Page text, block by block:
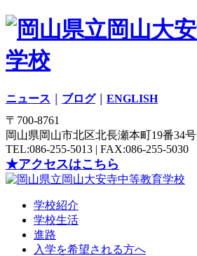
ニュース ブログ｜ ENGLISH
〒700-8761
岡山県岡山市北区北長瀬本町19番34号
TEL:086-255-5013 | FAX:086-255-5030
★アクセスはこちら
学校紹介
学校生活
進路
入学を希望される方へ